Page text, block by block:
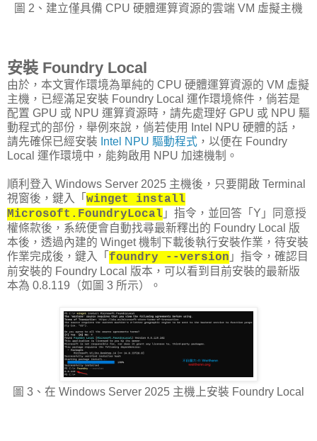
圖 2、建立僅具備 CPU 硬體運算資源的雲端 VM 虛擬主機
安裝 Foundry Local
由於，本文實作環境為單純的 CPU 硬體運算資源的 VM 虛擬
主機，已經滿足安裝 Foundry Local 運作環境條件，倘若是
配置 GPU 或 NPU 運算資源時，請先處理好 GPU 或 NPU 驅
動程式的部份，舉例來說，倘若使用 Intel NPU 硬體的話，
請先確保已經安裝 Intel NPU 驅動程式 ，以便在 Foundry
Local 運作環境中，能夠啟用 NPU 加速機制。
順利登入 Windows Server 2025 主機後，只要開啟 Terminal
視窗後，鍵入「 winget install
Microsoft.FoundryLocal 」指令，並回答「Y」同意授
權條款後，系統便會自動找尋最新釋出的 Foundry Local 版
本後，透過內建的 Winget 機制下載後執行安裝作業，待安裝
作業完成後，鍵入「 foundry --version 」指令，確認目
前安裝的 Foundry Local 版本，可以看到目前安裝的最新版
本為 0.8.119（如圖 3 所示）。
圖 3、在 Windows Server 2025 主機上安裝 Foundry Local